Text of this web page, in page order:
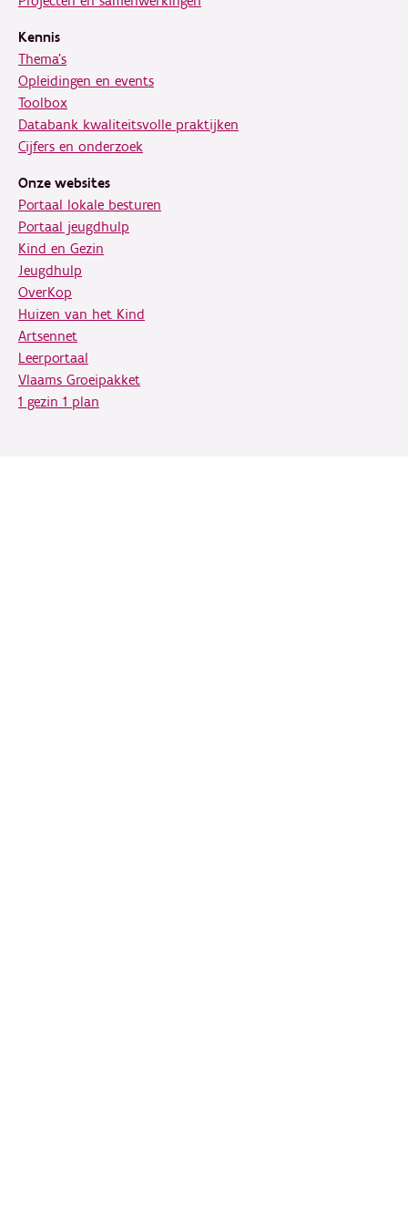
Kennis
Thema's
Opleidingen en events
Toolbox
Databank kwaliteitsvolle praktijken
Cijfers en onderzoek
Onze websites
Portaal lokale besturen
Portaal jeugdhulp
Kind en Gezin
Jeugdhulp
OverKop
Huizen van het Kind
Artsennet
Leerportaal
Vlaams Groeipakket
1 gezin 1 plan